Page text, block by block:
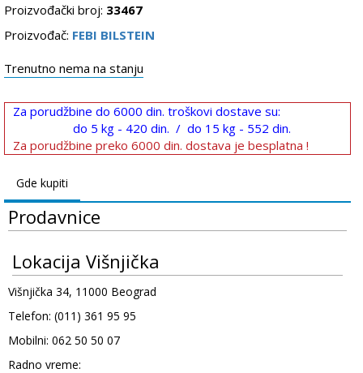
Proizvođački broj: 33467
Proizvođač: FEBI BILSTEIN
Trenutno nema na stanju
Za porudžbine do 6000 din. troškovi dostave su:
do 5 kg - 420 din. / do 15 kg - 552 din.
Za porudžbine preko 6000 din. dostava je besplatna !
Gde kupiti
Prodavnice
Lokacija Višnjička
Višnjička 34, 11000 Beograd
Telefon: (011) 361 95 95
Mobilni: 062 50 50 07
Radno vreme: